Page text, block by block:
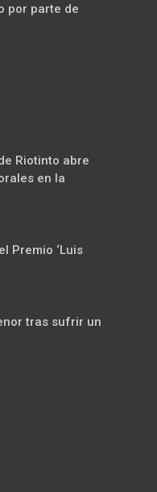
por parte de
Riotinto abre
en la
Premio ‘Luis
tras sufrir un